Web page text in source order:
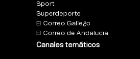
Sport
Superdeporte
El Correo Gallego
El Correo de Andalucia
Canales temáticos